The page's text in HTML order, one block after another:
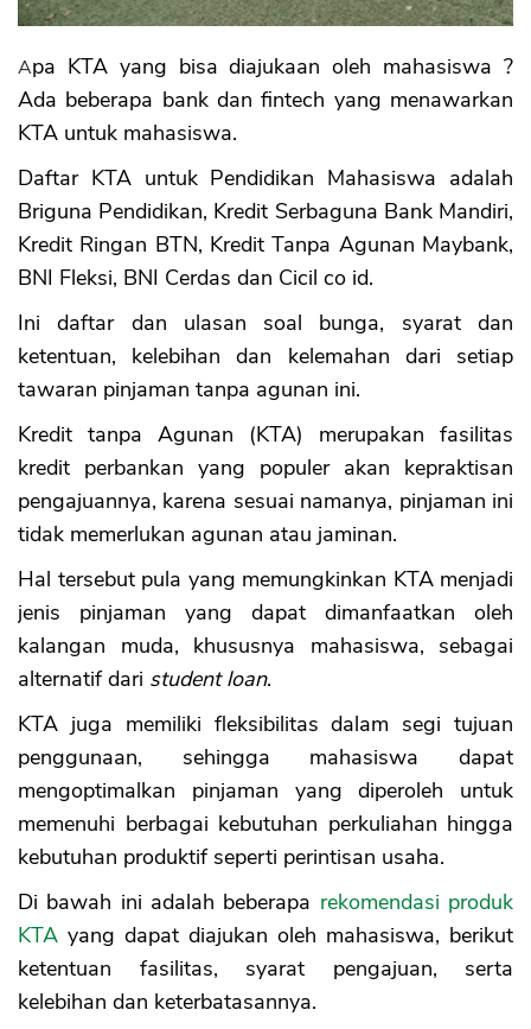
A. Syarat dan Ketentuan BNI Cerdas:
B. Kelebihan BNI Cerdas:
C. Keterbatasan BNI Cerdas:
7. Cicil co id Fintech Aplikasi Pinjaman
Online Mahasiswa
A. Produk Ditawarkan
B. Kelebihan Cicil
C. Kelemahan Cicil
Kesimpulan KTA bagi Mahasiswa
A. Banyak Pilihan Pinjaman untuk
B. Mahasiswa harus berusia minimal 21
tahun
C. Mahasiswa harus berstatus karyawan
tetap
D. Risiko kredit macet
Apa KTA yang bisa diajukaan oleh mahasiswa ?
Ada beberapa bank dan fintech yang menawarkan
KTA untuk mahasiswa.
Daftar KTA untuk Pendidikan Mahasiswa adalah
Briguna Pendidikan, Kredit Serbaguna Bank Mandiri,
Kredit Ringan BTN, Kredit Tanpa Agunan Maybank,
BNI Fleksi, BNI Cerdas dan Cicil co id.
Ini daftar dan ulasan soal bunga, syarat dan
ketentuan, kelebihan dan kelemahan dari setiap
tawaran pinjaman tanpa agunan ini.
Kredit tanpa Agunan (KTA) merupakan fasilitas
kredit perbankan yang populer akan kepraktisan
pengajuannya, karena sesuai namanya, pinjaman ini
tidak memerlukan agunan atau jaminan.
Hal tersebut pula yang memungkinkan KTA menjadi
jenis pinjaman yang dapat dimanfaatkan oleh
kalangan muda, khususnya mahasiswa, sebagai
alternatif dari student loan.
KTA juga memiliki fleksibilitas dalam segi tujuan
penggunaan, sehingga mahasiswa dapat
mengoptimalkan pinjaman yang diperoleh untuk
memenuhi berbagai kebutuhan perkuliahan hingga
kebutuhan produktif seperti perintisan usaha.
Di bawah ini adalah beberapa rekomendasi produk
KTA yang dapat diajukan oleh mahasiswa, berikut
ketentuan fasilitas, syarat pengajuan, serta
kelebihan dan keterbatasannya.